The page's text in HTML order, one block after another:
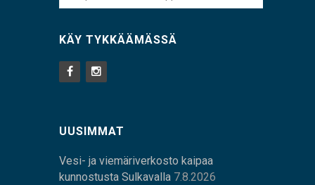
KÄY TYKKÄÄMÄSSÄ
UUSIMMAT
Vesi- ja viemäriverkosto kaipaa
kunnostusta Sulkavalla 7.8.2026